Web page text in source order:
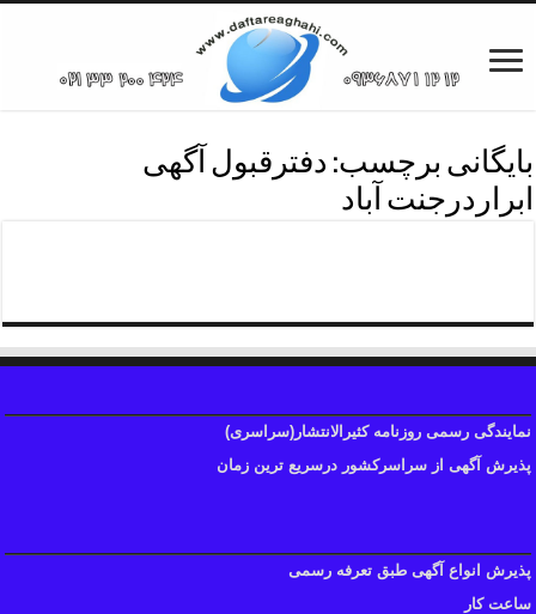
بایگانی برچسب: دفترقبول آگهی
ابراردرجنت آباد
نمایندگی رسمی روزنامه کثیرالانتشار(سراسری)
پذیرش آگهی از سراسرکشور درسریع ترین زمان
پذیرش انواع آگهی طبق تعرفه رسمی
ساعت کار